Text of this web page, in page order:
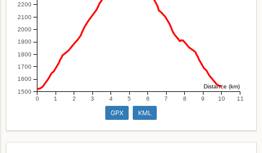
1500
1600
1700
1800
1900
2000
2100
2200
0 1 2 3 4 5 6 7 8 9 10 11
Distance (km)
GPX KML